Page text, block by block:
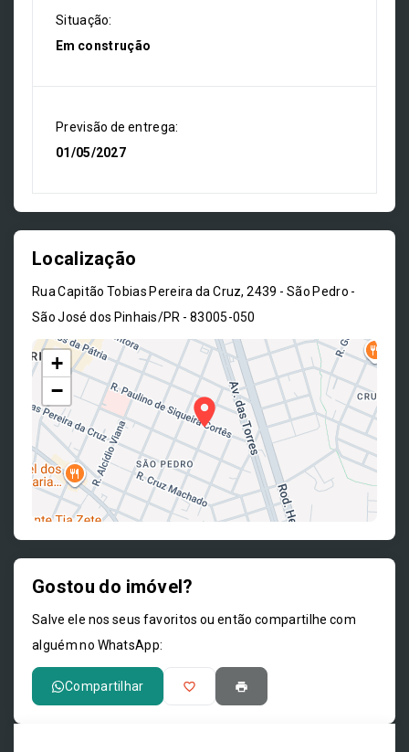
Situação:
Em construção
Previsão de entrega:
01/05/2027
Localização
Rua Capitão Tobias Pereira da Cruz, 2439 - São Pedro -
São José dos Pinhais/PR - 83005-050
+
−
Gostou do imóvel?
Salve ele nos seus favoritos ou então compartilhe com
alguém no WhatsApp:
Compartilhar